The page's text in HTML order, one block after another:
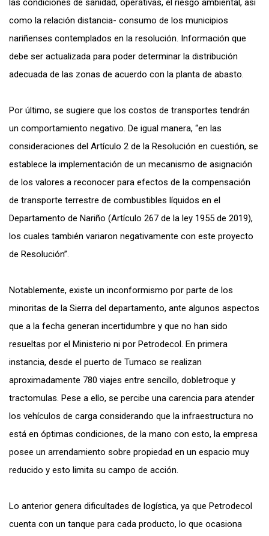
las condiciones de sanidad, operativas, el riesgo ambiental, así
como la relación distancia- consumo de los municipios
nariñenses contemplados en la resolución. Información que
debe ser actualizada para poder determinar la distribución
adecuada de las zonas de acuerdo con la planta de abasto.
Por último, se sugiere que los costos de transportes tendrán
un comportamiento negativo. De igual manera, “en las
consideraciones del Artículo 2 de la Resolución en cuestión, se
establece la implementación de un mecanismo de asignación
de los valores a reconocer para efectos de la compensación
de transporte terrestre de combustibles líquidos en el
Departamento de Nariño (Artículo 267 de la ley 1955 de 2019),
los cuales también variaron negativamente con este proyecto
de Resolución”.
Notablemente, existe un inconformismo por parte de los
minoritas de la Sierra del departamento, ante algunos aspectos
que a la fecha generan incertidumbre y que no han sido
resueltas por el Ministerio ni por Petrodecol. En primera
instancia, desde el puerto de Tumaco se realizan
aproximadamente 780 viajes entre sencillo, dobletroque y
tractomulas. Pese a ello, se percibe una carencia para atender
los vehículos de carga considerando que la infraestructura no
está en óptimas condiciones, de la mano con esto, la empresa
posee un arrendamiento sobre propiedad en un espacio muy
reducido y esto limita su campo de acción.
Lo anterior genera dificultades de logística, ya que Petrodecol
cuenta con un tanque para cada producto, lo que ocasiona